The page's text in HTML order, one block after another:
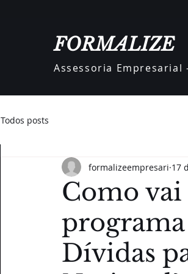
FORMALIZE
Assessoria
Todos posts
Como
Dívidas
formalizeempresari 17